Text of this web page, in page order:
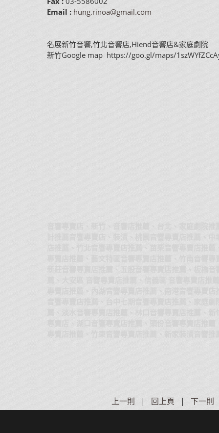
Email : hung.rinoa@gmail.com
名展新竹音響,竹北音響店,Hiend音響店&家庭劇院
新竹Google map https://goo.gl/maps/
上一則 | 回上頁 | 下一則